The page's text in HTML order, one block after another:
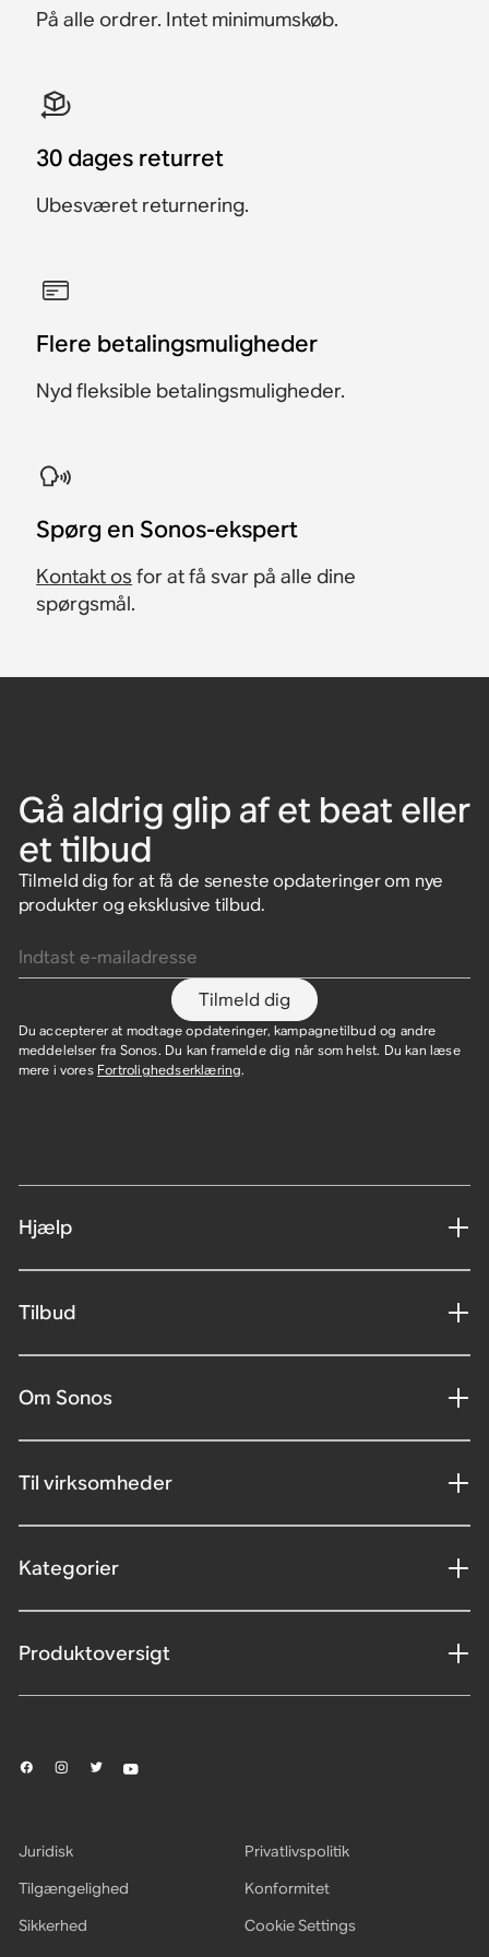
7.449 kr.
Spar 745 kr.
store TV-skærme.
apparater.
stemmestyring.
På alle ordrer. Intet minimumskøb.
30 dages returret
Ubesværet returnering.
Flere betalingsmuligheder
Nyd fleksible betalingsmuligheder.
Spørg en Sonos-ekspert
Kontakt os for at få svar på alle dine
spørgsmål.
Gå aldrig glip af et beat eller
et tilbud
Tilmeld dig for at få de seneste opdateringer om nye
produkter og eksklusive tilbud.
Tilmeld dig
Du accepterer at modtage opdateringer, kampagnetilbud og andre
meddelelser fra Sonos. Du kan framelde dig når som helst. Du kan læse
mere i vores Fortrolighedserklæring.
Hjælp
Tilbud
Om Sonos
Til virksomheder
Kategorier
Produktoversigt
Juridisk
Privatlivspolitik
Tilgængelighed
Konformitet
Sikkerhed
Cookie Settings